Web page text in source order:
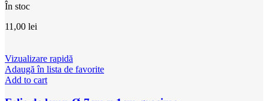
În stoc
11,00 lei
Vizualizare rapidă
Adaugă în lista de favorite
Add to cart